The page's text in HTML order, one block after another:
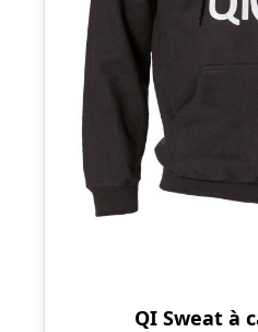
QI Sweat à